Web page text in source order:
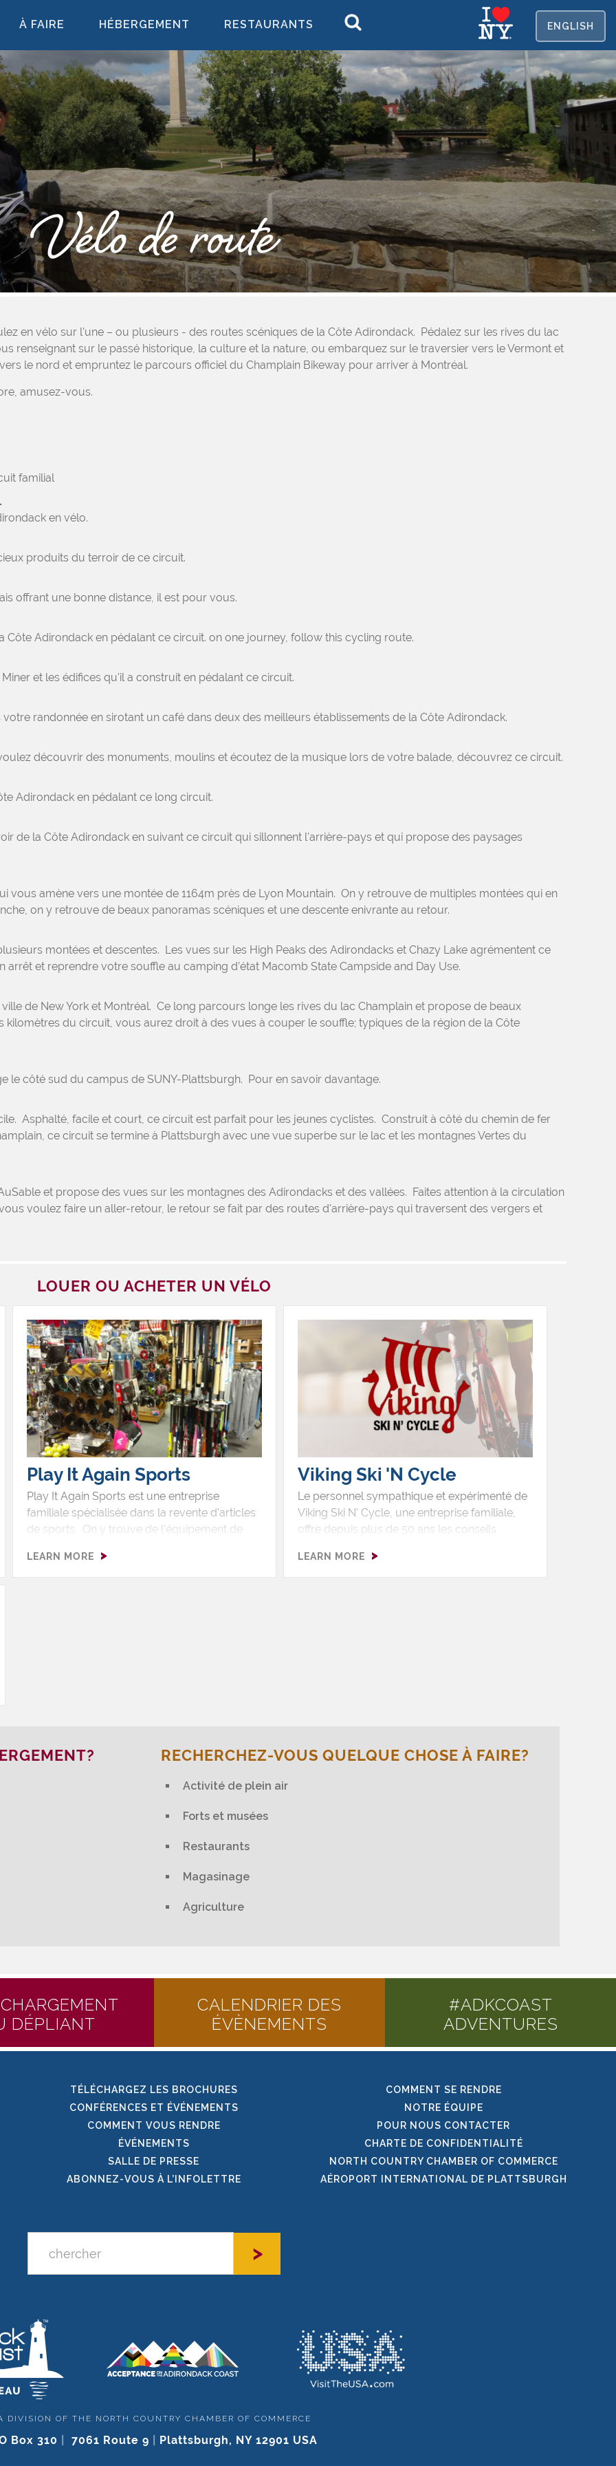
À FAIRE HÉBERGEMENT RESTAURANTS
Vélo de route
en vélo sur l’une – ou plusieurs - des routes scéniques de la Côte Adirondack. Pédalez sur les rives du lac
renseignant sur le passé historique, la culture et la nature, ou embarquez sur le traversier vers le Vermont et
le nord et empruntez le parcours officiel du Champlain Bikeway pour arriver à Montréal.
amusez-vous.
familial
en vélo.
produits du terroir de ce circuit.
offrant une bonne distance, il est pour vous.
Côte Adirondack en pédalant ce circuit. on one journey, follow this cycling route.
et les édifices qu'il a construit en pédalant ce circuit.
randonnée en sirotant un café dans deux des meilleurs établissements de la Côte Adirondack.
découvrir des monuments, moulins et écoutez de la musique lors de votre balade, découvrez ce circuit.
Adirondack en pédalant ce long circuit.
de la Côte Adirondack en suivant ce circuit qui sillonnent l'arrière-pays et qui propose des paysages
vous amène vers une montée de 1164m près de Lyon Mountain. On y retrouve de multiples montées qui en
on y retrouve de beaux panoramas scéniques et une descente enivrante au retour.
montées et descentes. Les vues sur les High Peaks des Adirondacks et Chazy Lake agrémentent ce
et reprendre votre souffle au camping d’état Macomb State Campside and Day Use.
de New York et Montréal. Ce long parcours longe les rives du lac Champlain et propose de beaux
du circuit, vous aurez droit à des vues à couper le souffle; typiques de la région de la Côte
le côté sud du campus de SUNY-Plattsburgh. Pour en savoir davantage.
Asphalté, facile et court, ce circuit est parfait pour les jeunes cyclistes. Construit à côté du chemin de fer
ce circuit se termine à Plattsburgh avec une vue superbe sur le lac et les montagnes Vertes du
et propose des vues sur les montagnes des Adirondacks et des vallées. Faites attention à la circulation
voulez faire un aller-retour, le retour se fait par des routes d'arrière-pays qui traversent des vergers et
LOUER OU ACHETER UN VÉLO
Play It Again Sports
Play It Again Sports est une entreprise
familiale spécialisée dans la revente d'articles
de sports. On y trouve de l'équipement de
culture physique, tennis, patin à roues
alignées, planche à roulettes, boxe, ski (alpin
LEARN MORE
Viking Ski 'N Cycle
Le personnel sympathique et expérimenté de
Viking Ski N' Cycle, une entreprise familiale,
offre depuis plus de 50 ans les conseils
vélo (ainsi que skis et planches à neige !).
LEARN MORE
RECHERCHEZ-VOUS QUELQUE CHOSE À FAIRE?
Activité de plein air
Forts et musées
Restaurants
Magasinage
Agriculture
DÉPLIANT
CALENDRIER DES
ÉVÈNEMENTS
#ADKCOAST
ADVENTURES
TÉLÉCHARGEZ LES BROCHURES
CONFÉRENCES ET ÉVÉNEMENTS
COMMENT VOUS RENDRE
ÉVÉNEMENTS
SALLE DE PRESSE
ABONNEZ-VOUS À L’INFOLETTRE
COMMENT SE RENDRE
NOTRE ÉQUIPE
POUR NOUS CONTACTER
CHARTE DE CONFIDENTIALITÉ
NORTH COUNTRY CHAMBER OF COMMERCE
AÉROPORT INTERNATIONAL DE PLATTSBURGH
DIVISION OF THE NORTH COUNTRY CHAMBER OF COMMERCE
Box 310 7061 Route 9 Plattsburgh, NY 12901 USA
EN GLISH